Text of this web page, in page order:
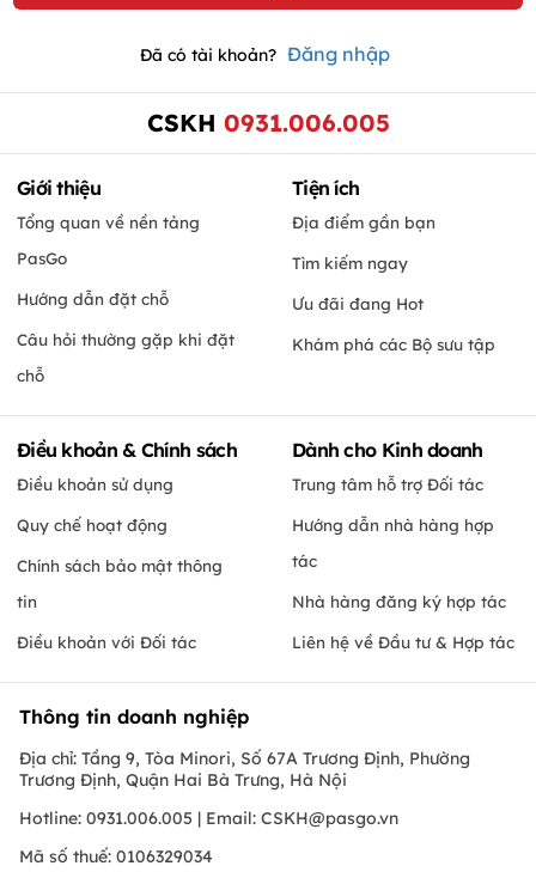
Đã có tài khoản? Đăng nhập
CSKH 0931.006.005
Giới thiệu
Tổng quan về nền tảng
PasGo
Hướng dẫn đặt chỗ
Câu hỏi thường gặp khi đặt
chỗ
Tiện ích
Địa điểm gần bạn
Tìm kiếm ngay
Ưu đãi đang Hot
Khám phá các Bộ sưu tập
Điều khoản & Chính sách
Điều khoản sử dụng
Quy chế hoạt động
Chính sách bảo mật thông
tin
Điều khoản với Đối tác
Dành cho Kinh doanh
Trung tâm hỗ trợ Đối tác
Hướng dẫn nhà hàng hợp
tác
Nhà hàng đăng ký hợp tác
Liên hệ về Đầu tư & Hợp tác
Thông tin doanh nghiệp
Địa chỉ: Tầng 9, Tòa Minori, Số 67A Trương Định, Phường
Trương Định, Quận Hai Bà Trưng, Hà Nội
Hotline: 0931.006.005 | Email: CSKH@pasgo.vn
Mã số thuế: 0106329034